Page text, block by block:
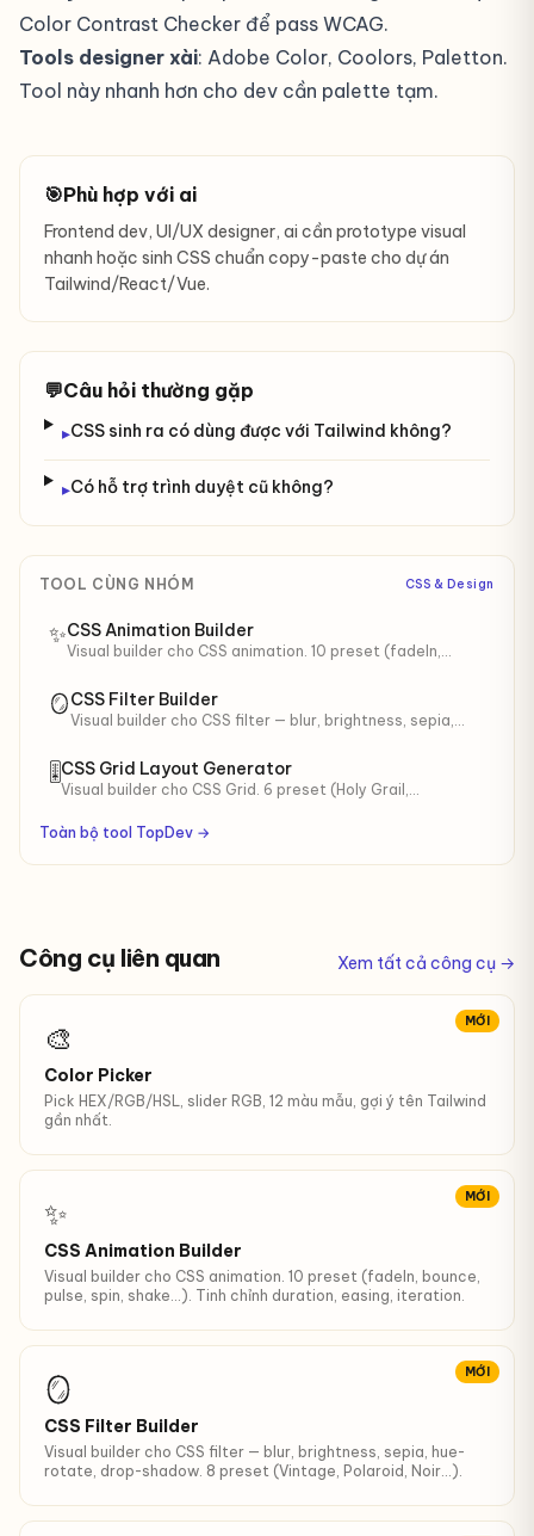
Color Contrast Checker để pass WCAG.
Tools designer xài: Adobe Color, Coolors, Paletton.
Tool này nhanh hơn cho dev cần palette tạm.
🎯Phù hợp với ai
Frontend dev, UI/UX designer, ai cần prototype visual
nhanh hoặc sinh CSS chuẩn copy-paste cho dự án
Tailwind/React/Vue.
💬Câu hỏi thường gặp
▸CSS sinh ra có dùng được với Tailwind không?
▸Có hỗ trợ trình duyệt cũ không?
TOOL CÙNG NHÓM CSS & Design
✨CSS Animation Builder
Visual builder cho CSS animation. 10 preset (fadeIn,
iteration.
🪞CSS Filter Builder
Visual builder cho CSS filter — blur, brightness, sepia,
Noir…).
🎚CSS Grid Layout Generator
Visual builder cho CSS Grid. 6 preset (Holy Grail,
Toàn bộ tool TopDev →
Công cụ liên quan Xem tất cả công cụ →
MỚI
🎨
Color Picker
Pick HEX/RGB/HSL, slider RGB, 12 màu mẫu, gợi ý tên Tailwind
gần nhất.
MỚI
✨
CSS Animation Builder
Visual builder cho CSS animation. 10 preset (fadeIn, bounce,
pulse, spin, shake…). Tinh chỉnh duration, easing, iteration.
MỚI
🪞
CSS Filter Builder
Visual builder cho CSS filter — blur, brightness, sepia, hue-
rotate, drop-shadow. 8 preset (Vintage, Polaroid, Noir…).